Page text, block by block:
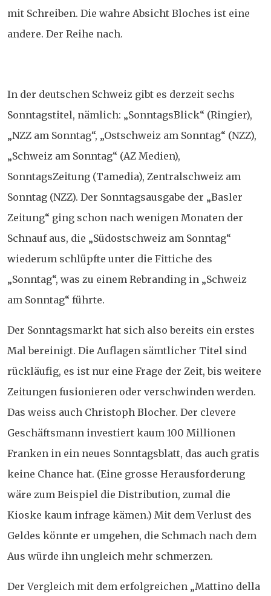
mit Schreiben. Die wahre Absicht Bloches ist eine
andere. Der Reihe nach.
In der deutschen Schweiz gibt es derzeit sechs
Sonntagstitel, nämlich: „SonntagsBlick“ (Ringier),
„NZZ am Sonntag“, „Ostschweiz am Sonntag“ (NZZ),
„Schweiz am Sonntag“ (AZ Medien),
SonntagsZeitung (Tamedia), Zentralschweiz am
Sonntag (NZZ). Der Sonntagsausgabe der „Basler
Zeitung“ ging schon nach wenigen Monaten der
Schnauf aus, die „Südostschweiz am Sonntag“
wiederum schlüpfte unter die Fittiche des
„Sonntag“, was zu einem Rebranding in „Schweiz
am Sonntag“ führte.
Der Sonntagsmarkt hat sich also bereits ein erstes
Mal bereinigt. Die Auflagen sämtlicher Titel sind
rückläufig, es ist nur eine Frage der Zeit, bis weitere
Zeitungen fusionieren oder verschwinden werden.
Das weiss auch Christoph Blocher. Der clevere
Geschäftsmann investiert kaum 100 Millionen
Franken in ein neues Sonntagsblatt, das auch gratis
keine Chance hat. (Eine grosse Herausforderung
wäre zum Beispiel die Distribution, zumal die
Kioske kaum infrage kämen.) Mit dem Verlust des
Geldes könnte er umgehen, die Schmach nach dem
Aus würde ihn ungleich mehr schmerzen.
Der Vergleich mit dem erfolgreichen „Mattino della